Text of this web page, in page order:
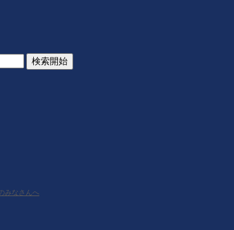
みなさんへ